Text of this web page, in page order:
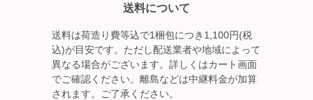
送料について
送料は荷造り費等込で1梱包につき1,100円(税
込)が目安です。ただし配送業者や地域によって
異なる場合がございます。詳しくはカート画面
でご確認ください。離島などは中継料金が加算
されます。ご了承ください。